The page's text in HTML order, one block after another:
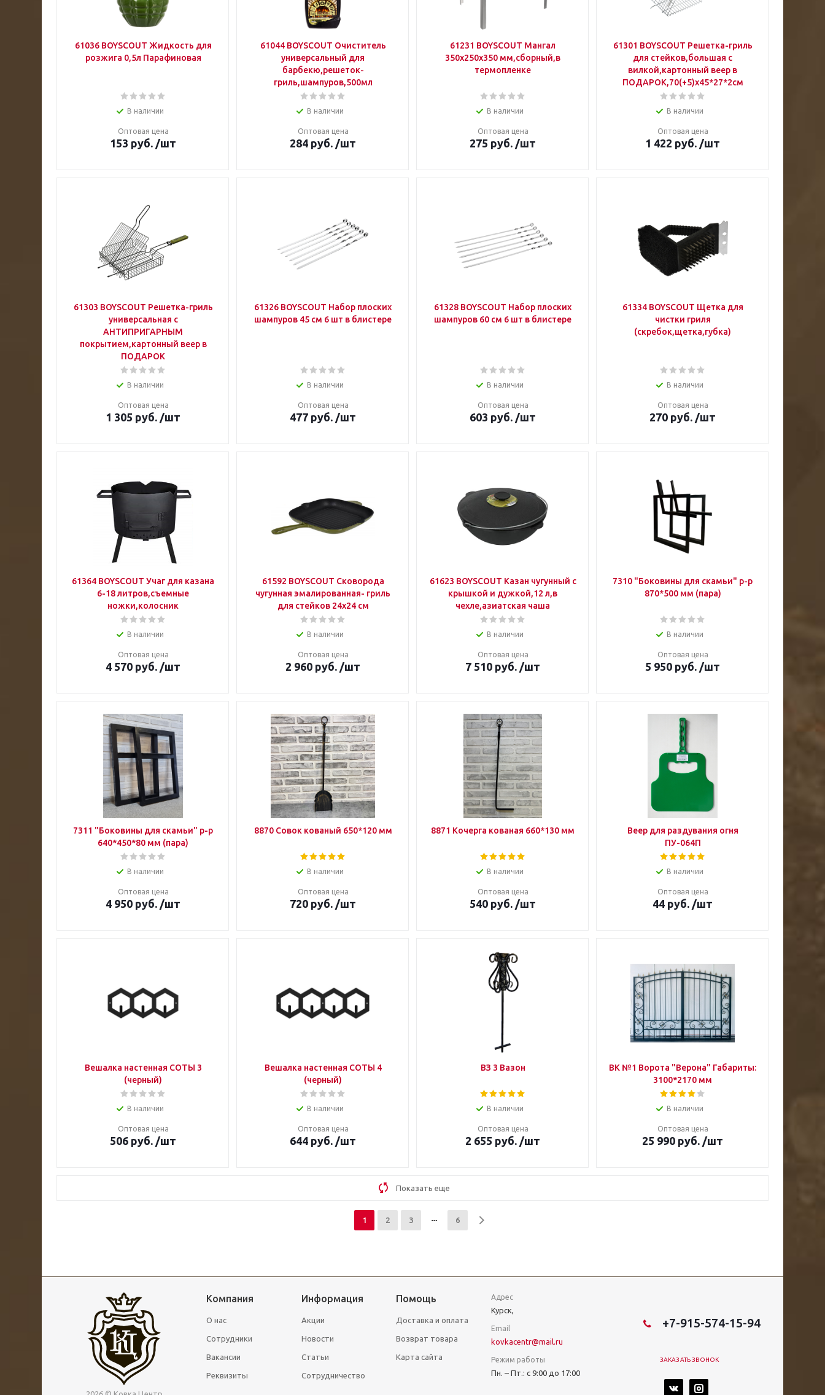
61036 BOYSCOUT Жидкость для
розжига 0,5л Парафиновая
В наличии
Оптовая цена
153 руб. /шт
61044 BOYSCOUT Очиститель
универсальный для
барбекю,решеток-
гриль,шампуров,500мл
В наличии
Оптовая цена
284 руб. /шт
61231 BOYSCOUT Мангал
350х250х350 мм,сборный,в
термопленке
В наличии
Оптовая цена
275 руб. /шт
61301 BOYSCOUT Решетка-гриль
для стейков,большая с
вилкой,картонный веер в
ПОДАРОК,70(+5)x45*27*2см
В наличии
Оптовая цена
1 422 руб. /шт
61303 BOYSCOUT Решетка-гриль
универсальная с
АНТИПРИГАРНЫМ
покрытием,картонный веер в
ПОДАРОК
В наличии
Оптовая цена
1 305 руб. /шт
61326 BOYSCOUT Набор плоских
шампуров 45 см 6 шт в блистере
В наличии
Оптовая цена
477 руб. /шт
61328 BOYSCOUT Набор плоских
шампуров 60 см 6 шт в блистере
В наличии
Оптовая цена
603 руб. /шт
61334 BOYSCOUT Щетка для
чистки гриля
(скребок,щетка,губка)
В наличии
Оптовая цена
270 руб. /шт
61364 BOYSCOUT Учаг для казана
6-18 литров,съемные
ножки,колосник
В наличии
Оптовая цена
4 570 руб. /шт
61592 BOYSCOUT Сковорода
чугунная эмалированная- гриль
для стейков 24х24 см
В наличии
Оптовая цена
2 960 руб. /шт
61623 BOYSCOUT Казан чугунный с
крышкой и дужкой,12 л,в
чехле,азиатская чаша
В наличии
Оптовая цена
7 510 руб. /шт
7310 "Боковины для скамьи" р-р
870*500 мм (пара)
В наличии
Оптовая цена
5 950 руб. /шт
7311 "Боковины для скамьи" р-р
640*450*80 мм (пара)
В наличии
Оптовая цена
4 950 руб. /шт
8870 Совок кованый 650*120 мм
В наличии
Оптовая цена
720 руб. /шт
8871 Кочерга кованая 660*130 мм
В наличии
Оптовая цена
540 руб. /шт
Веер для раздувания огня
ПУ-064П
В наличии
Оптовая цена
44 руб. /шт
Вешалка настенная СОТЫ 3
(черный)
В наличии
Оптовая цена
506 руб. /шт
Вешалка настенная СОТЫ 4
(черный)
В наличии
Оптовая цена
644 руб. /шт
ВЗ 3 Вазон
В наличии
Оптовая цена
2 655 руб. /шт
ВК №1 Ворота "Верона" Габариты:
3100*2170 мм
В наличии
Оптовая цена
25 990 руб. /шт
Показать еще
1 2 3 6
Компания
О нас
Сотрудники
Вакансии
Реквизиты
Информация
Акции
Новости
Статьи
Сотрудничество
Помощь
Доставка и оплата
Возврат товара
Карта сайта
Адрес
Курск,
Email
kovkacentr@mail.ru
Режим работы
Пн. – Пт.: с 9:00 до 17:00
+7-915-574-15-94
ЗАКАЗАТЬ ЗВОНОК